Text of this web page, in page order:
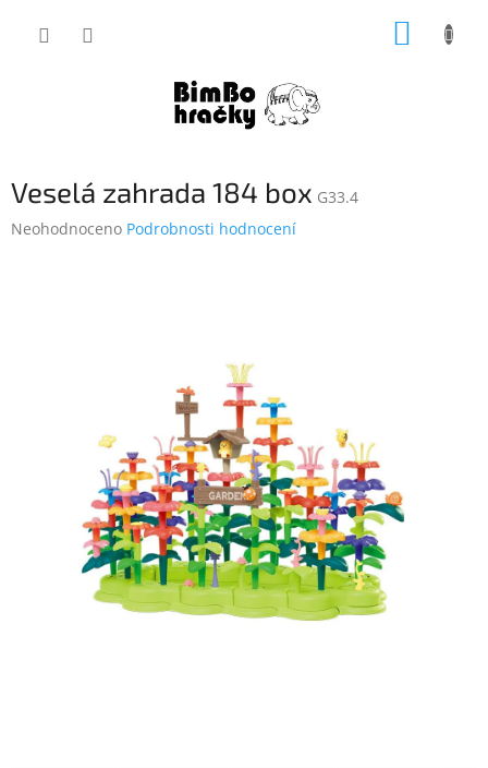
Veselá zahrada 184 box G33.4
Průměrné
Neohodnoceno Podrobnosti hodnocení